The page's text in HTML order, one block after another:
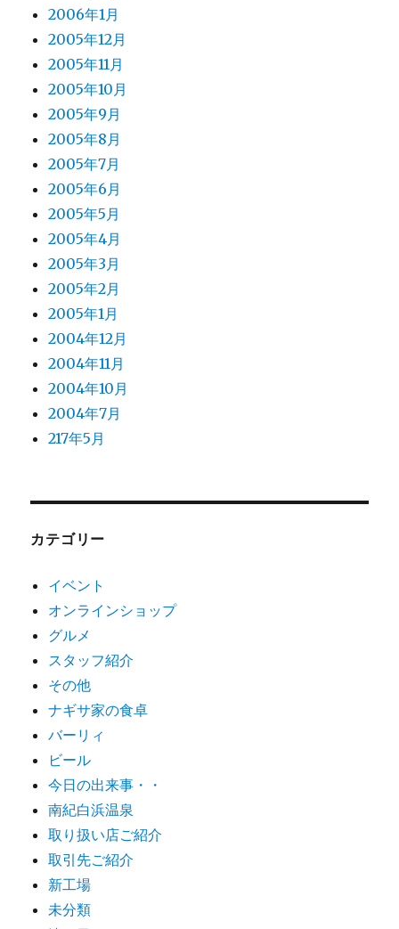
2006年1月
2005年12月
2005年11月
2005年10月
2005年9月
2005年8月
2005年7月
2005年6月
2005年5月
2005年4月
2005年3月
2005年2月
2005年1月
2004年12月
2004年11月
2004年10月
2004年7月
217年5月
カテゴリー
イベント
オンラインショップ
グルメ
スタッフ紹介
その他
ナギサ家の食卓
バーリィ
ビール
今日の出来事・・
南紀白浜温泉
取り扱い店ご紹介
取引先ご紹介
新工場
未分類